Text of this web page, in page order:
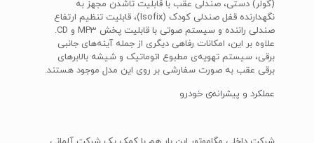
(کولر) دستی، صندلی عقب با قابلیت تاشدن مجهز به
نگهدارنده قفل صندلی کودک (Isofix)، قابلیت تنظیم ارتفاع
صندلی راننده و سیستم صوتی با قابلیت پخش MP3 و CD.
علاوه بر این، امکانات رفاهی دیگری از جمله آینه‌های جانبی
برقی، سیستم تهویه‌ی مطبوع اتوماتیک و شیشه بالابرهای
برقی عقب به صورت سفارشی بر روی این مدل موجود هستند.
عملکرد و پیشرانه‌ی خودرو